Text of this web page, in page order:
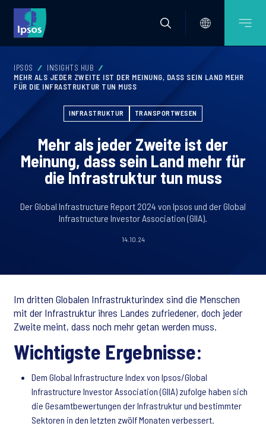
IPSOS
INSIGHTS HUB
MEHR ALS JEDER ZWEITE IST DER MEINUNG, DASS SEIN LAND MEHR
FÜR DIE INFRASTRUKTUR TUN MUSS
INFRASTRUKTUR TRANSPORTWESEN
Mehr als jeder Zweite ist der
Meinung, dass sein Land mehr für
die Infrastruktur tun muss
Der Global Infrastructure Report 2024 von Ipsos und der Global
Infrastructure Investor Association (GIIA).
14.10.24
Im dritten Globalen Infrastrukturindex sind die Menschen
mit der Infrastruktur ihres Landes zufriedener, doch jeder
Zweite meint, dass noch mehr getan werden muss.
Wichtigste Ergebnisse:
Dem Global Infrastructure Index von Ipsos/Global
Infrastructure Investor Association (GIIA) zufolge haben sich
die Gesamtbewertungen der Infrastruktur und bestimmter
Sektoren in den letzten zwölf Monaten verbessert.